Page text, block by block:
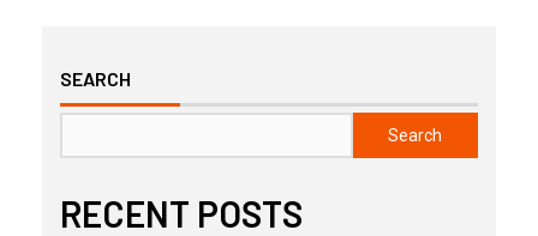
SEARCH
Search
RECENT POSTS